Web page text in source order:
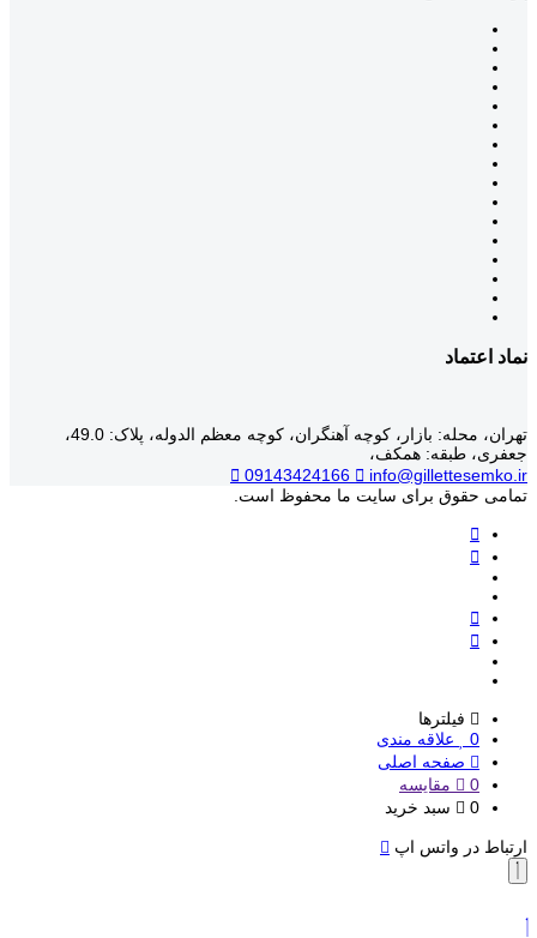
نماد اعتماد
تهران، محله: بازار، کوچه آهنگران، کوچه معظم الدوله، پلاک: 49.0،
جعفری، طبقه: همکف،
09143424166
info@gillettesemko.ir
تمامی حقوق برای سایت ما محفوظ است.
فیلترها
0
علاقه مندی
صفحه اصلی
0
مقایسه
0
سبد خرید
ارتباط در واتس اپ